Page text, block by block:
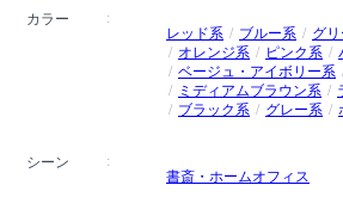
カラー
レッド系
ブルー系 グ
オレンジ系
ピンク系
ベージュ・アイボリー系
ミディアムブラウン系
ブラック系
グレー系
シーン
書斎・ホームオフィス